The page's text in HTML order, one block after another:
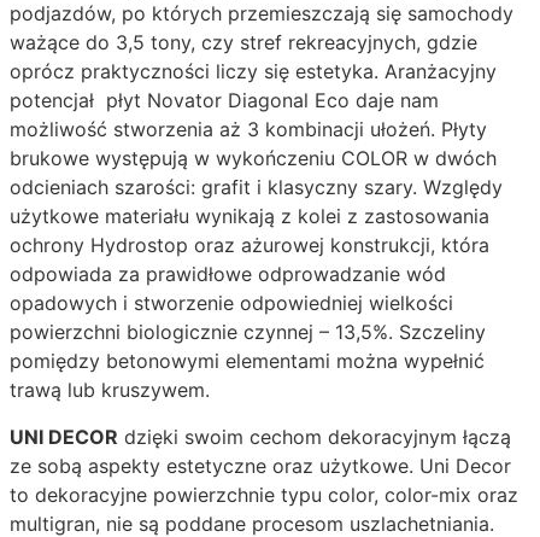
podjazdów, po których przemieszczają się samochody
ważące do 3,5 tony, czy stref rekreacyjnych, gdzie
oprócz praktyczności liczy się estetyka. Aranżacyjny
potencjał płyt Novator Diagonal Eco daje nam
możliwość stworzenia aż 3 kombinacji ułożeń. Płyty
brukowe występują w wykończeniu COLOR w dwóch
odcieniach szarości: grafit i klasyczny szary. Względy
użytkowe materiału wynikają z kolei z zastosowania
ochrony Hydrostop oraz ażurowej konstrukcji, która
odpowiada za prawidłowe odprowadzanie wód
opadowych i stworzenie odpowiedniej wielkości
powierzchni biologicznie czynnej – 13,5%. Szczeliny
pomiędzy betonowymi elementami można wypełnić
trawą lub kruszywem.
UNI DECOR dzięki swoim cechom dekoracyjnym łączą
ze sobą aspekty estetyczne oraz użytkowe. Uni Decor
to dekoracyjne powierzchnie typu color, color-mix oraz
multigran, nie są poddane procesom uszlachetniania.